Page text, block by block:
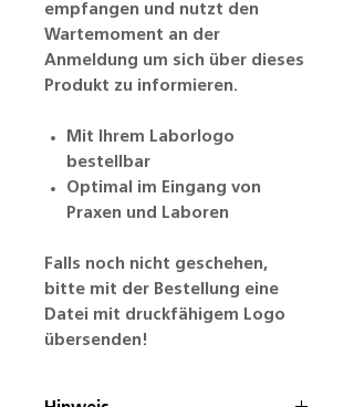
empfangen und nutzt den
Wartemoment an der
Anmeldung um sich über dieses
Produkt zu informieren.
Mit Ihrem Laborlogo
bestellbar
Optimal im Eingang von
Praxen und Laboren
Falls noch nicht geschehen,
bitte mit der Bestellung eine
Datei mit druckfähigem Logo
übersenden!